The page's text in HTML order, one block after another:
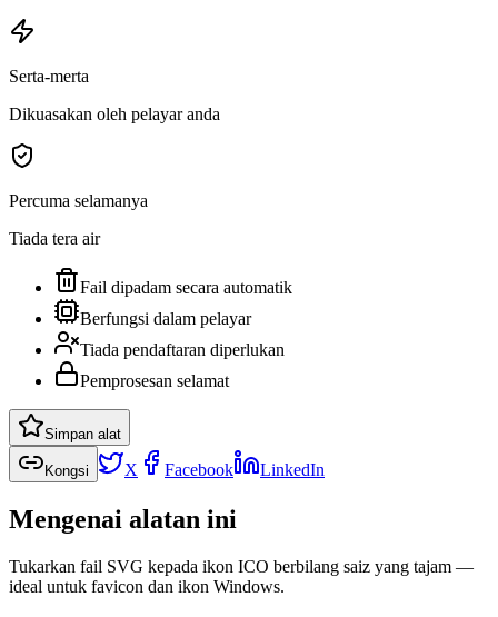
Serta-merta
Dikuasakan oleh pelayar anda
Percuma selamanya
Tiada tera air
Fail dipadam secara automatik
Berfungsi dalam pelayar
Tiada pendaftaran diperlukan
Pemprosesan selamat
Simpan alat
Kongsi X Facebook LinkedIn
Mengenai alatan ini
Tukarkan fail SVG kepada ikon ICO berbilang saiz yang tajam —
ideal untuk favicon dan ikon Windows.